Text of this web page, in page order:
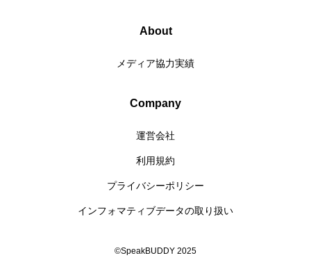
About
メディア協力実績
Company
運営会社
利用規約
プライバシーポリシー
インフォマティブデータの取り扱い
©SpeakBUDDY 2025